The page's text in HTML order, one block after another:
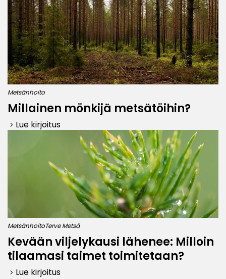
Metsänhoito
Millainen mönkijä metsätöihin?
keyboard_arrow_right Lue kirjoitus
MetsänhoitoTerve Metsä
Kevään viljelykausi lähenee: Milloin
tilaamasi taimet toimitetaan?
keyboard_arrow_right Lue kirjoitus